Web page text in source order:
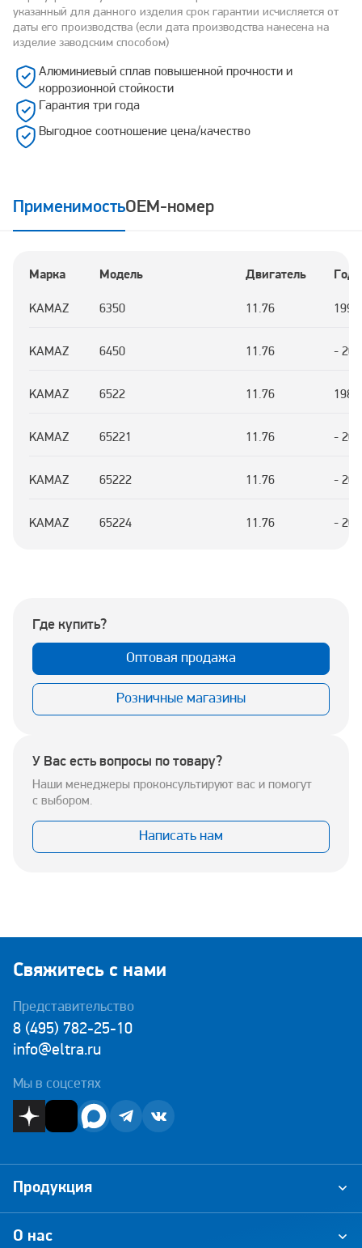
указанный для данного изделия срок гарантии исчисляется от
даты его производства (если дата производства нанесена на
изделие заводским способом)
Алюминиевый сплав повышенной прочности и
коррозионной стойкости
Гарантия три года
Выгодное соотношение цена/качество
ПрименимостьOEM-номер
Марка Модель Двигатель Год
KAMAZ 6350 11.76
KAMAZ 6450 11.76 -
KAMAZ 6522 11.76
KAMAZ 65221 11.76 -
KAMAZ 65222 11.76 -
KAMAZ 65224 11.76 -
Где купить?
Оптовая продажа
Розничные магазины
У Вас есть вопросы по товару?
Наши менеджеры проконсультируют вас и помогут
с выбором.
Написать нам
Свяжитесь с нами
Представительство
8 (495) 782-25-10
info@eltra.ru
Мы в соцсетях
О нас
Продукция